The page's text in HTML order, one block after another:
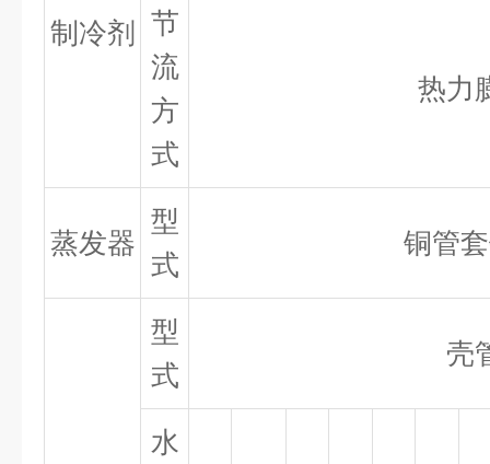
制冷剂
节
流
方
式
热力
蒸发器
型
式
铜管
型
式
壳
水